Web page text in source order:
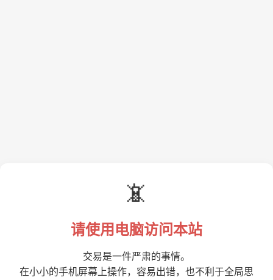
📵
请使用电脑访问本站
交易是一件严肃的事情。
在小小的手机屏幕上操作，容易出错，也不利于全局思